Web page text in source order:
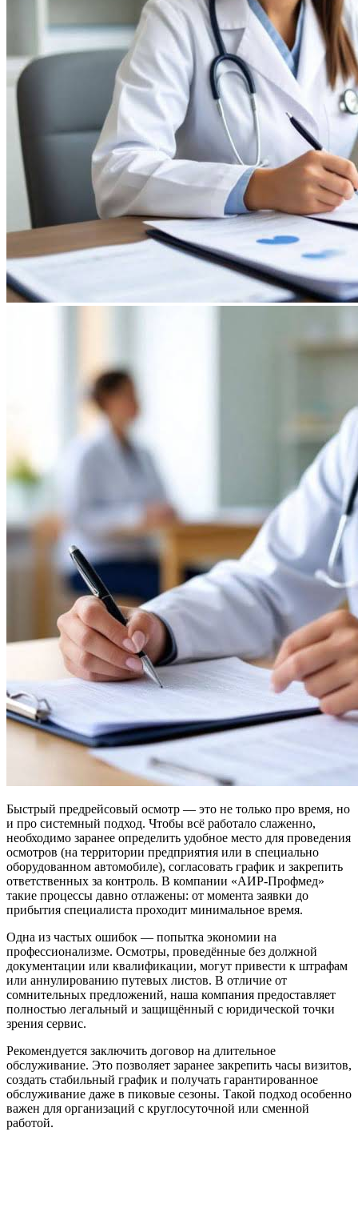
Быстрый предрейсовый осмотр — это не только про время, но
и про системный подход. Чтобы всё работало слаженно,
необходимо заранее определить удобное место для проведения
осмотров (на территории предприятия или в специально
оборудованном автомобиле), согласовать график и закрепить
ответственных за контроль. В компании «АИР‑Профмед»
такие процессы давно отлажены: от момента заявки до
прибытия специалиста проходит минимальное время.
Одна из частых ошибок — попытка экономии на
профессионализме. Осмотры, проведённые без должной
документации или квалификации, могут привести к штрафам
или аннулированию путевых листов. В отличие от
сомнительных предложений, наша компания предоставляет
полностью легальный и защищённый с юридической точки
зрения сервис.
Рекомендуется заключить договор на длительное
обслуживание. Это позволяет заранее закрепить часы визитов,
создать стабильный график и получать гарантированное
обслуживание даже в пиковые сезоны. Такой подход особенно
важен для организаций с круглосуточной или сменной
работой.